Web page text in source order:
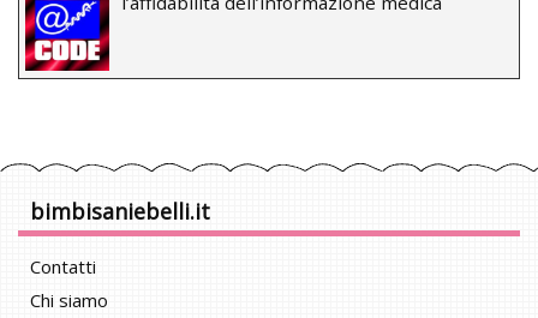
bimbisaniebelli.it
Contatti
Chi siamo